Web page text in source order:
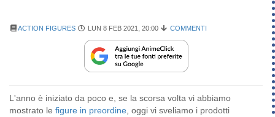
ACTION FIGURES LUN 8 FEB 2021, 20:00 COMMENTI
L'anno è iniziato da poco e, se la scorsa volta vi abbiamo
mostrato le figure in preordine, oggi vi sveliamo i prodotti